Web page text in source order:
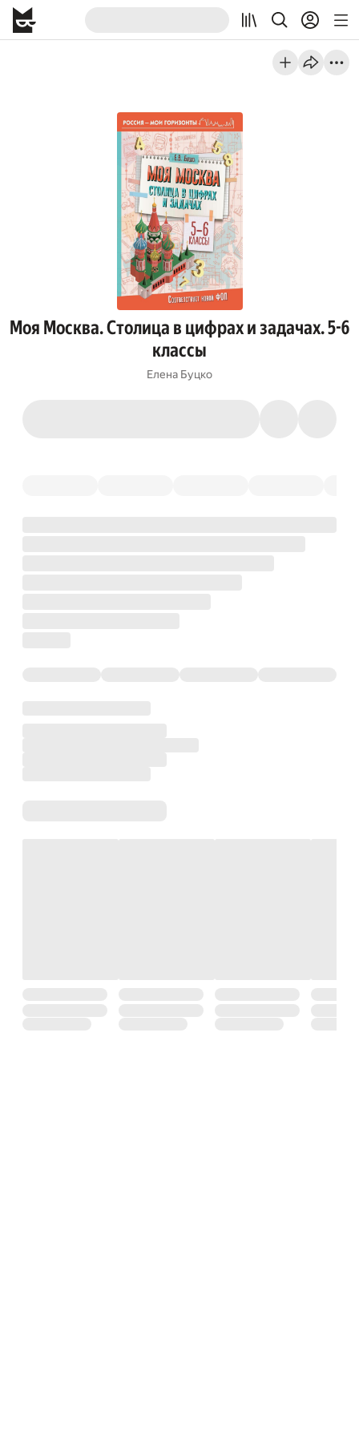
Моя Москва. Столица в цифрах и задачах. 5-6
классы
Елена Буцко